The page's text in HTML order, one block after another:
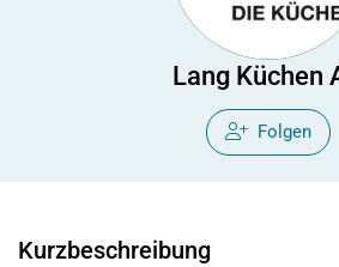
Lang Küchen
Folgen
Kurzbeschreibung